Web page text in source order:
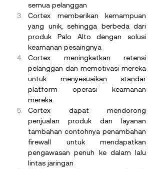
semua pelanggan
Cortex memberikan kemampuan
yang unik, sehingga berbeda dari
produk Palo Alto dengan solusi
keamanan pesaingnya
Cortex meningkatkan retensi
pelanggan dan memotivasi mereka
untuk menyesuaikan standar
platform operasi keamanan
mereka
Cortex dapat mendorong
penjualan produk dan layanan
tambahan contohnya penambahan
firewall untuk mendapatkan
pengawasan penuh ke dalam lalu
lintas jaringan